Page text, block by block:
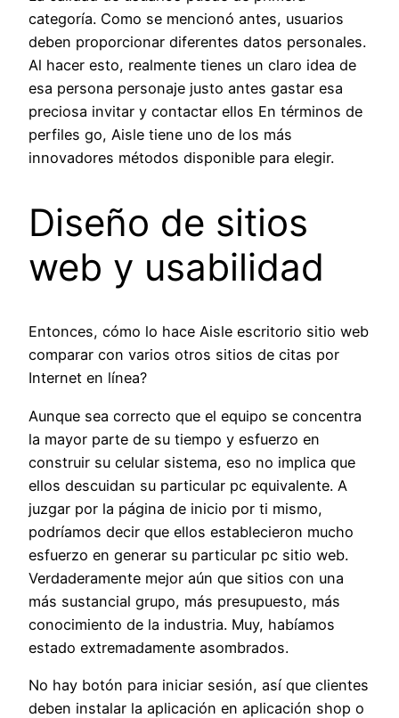
categoría. Como se mencionó antes, usuarios
deben proporcionar diferentes datos personales.
Al hacer esto, realmente tienes un claro idea de
esa persona personaje justo antes gastar esa
preciosa invitar y contactar ellos En términos de
perfiles go, Aisle tiene uno de los más
innovadores métodos disponible para elegir.
Diseño de sitios
web y usabilidad
Entonces, cómo lo hace Aisle escritorio sitio web
comparar con varios otros sitios de citas por
Internet en línea?
Aunque sea correcto que el equipo se concentra
la mayor parte de su tiempo y esfuerzo en
construir su celular sistema, eso no implica que
ellos descuidan su particular pc equivalente. A
juzgar por la página de inicio por ti mismo,
podríamos decir que ellos establecieron mucho
esfuerzo en generar su particular pc sitio web.
Verdaderamente mejor aún que sitios con una
más sustancial grupo, más presupuesto, más
conocimiento de la industria. Muy, habíamos
estado extremadamente asombrados.
No hay botón para iniciar sesión, así que clientes
deben instalar la aplicación en aplicación shop o